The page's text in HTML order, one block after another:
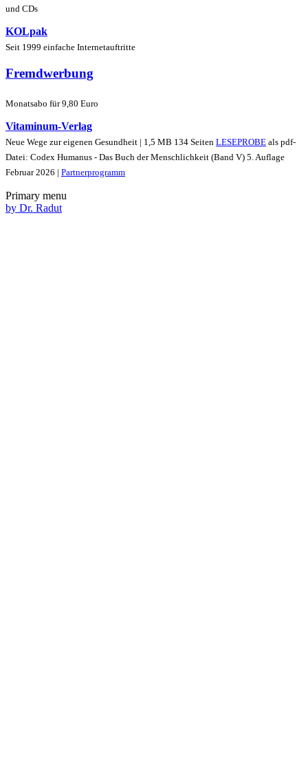
und CDs
KOLpak
Seit 1999 einfache Internetauftritte
Fremdwerbung
Monatsabo für 9,80 Euro
Vitaminum-Verlag
Neue Wege zur eigenen Gesundheit | 1,5 MB 134 Seiten LESEPROBE als pdf-
Datei: Codex Humanus - Das Buch der Menschlichkeit (Band V) 5. Auflage
Februar 2026 | Partnerprogramm
Primary menu
by Dr. Radut